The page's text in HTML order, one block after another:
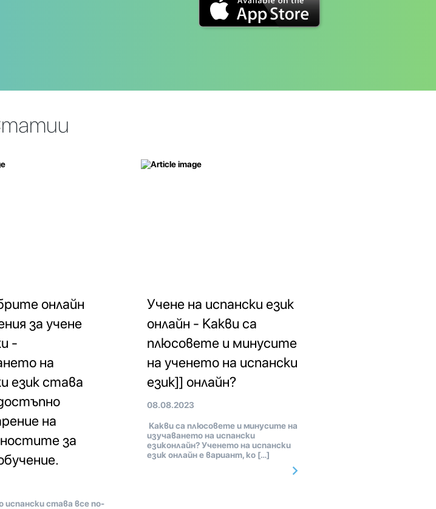
онлайн
за учене
-
на
език става
на
за
испански става все по-
Учене на испански език
онлайн - Какви са
плюсовете и минусите
на ученето на испански
език]] онлайн?
08.08.2023
Какви са плюсовете и минусите на
изучаването на испански
езиконлайн? Ученето на испански
език онлайн е вариант, ко […]